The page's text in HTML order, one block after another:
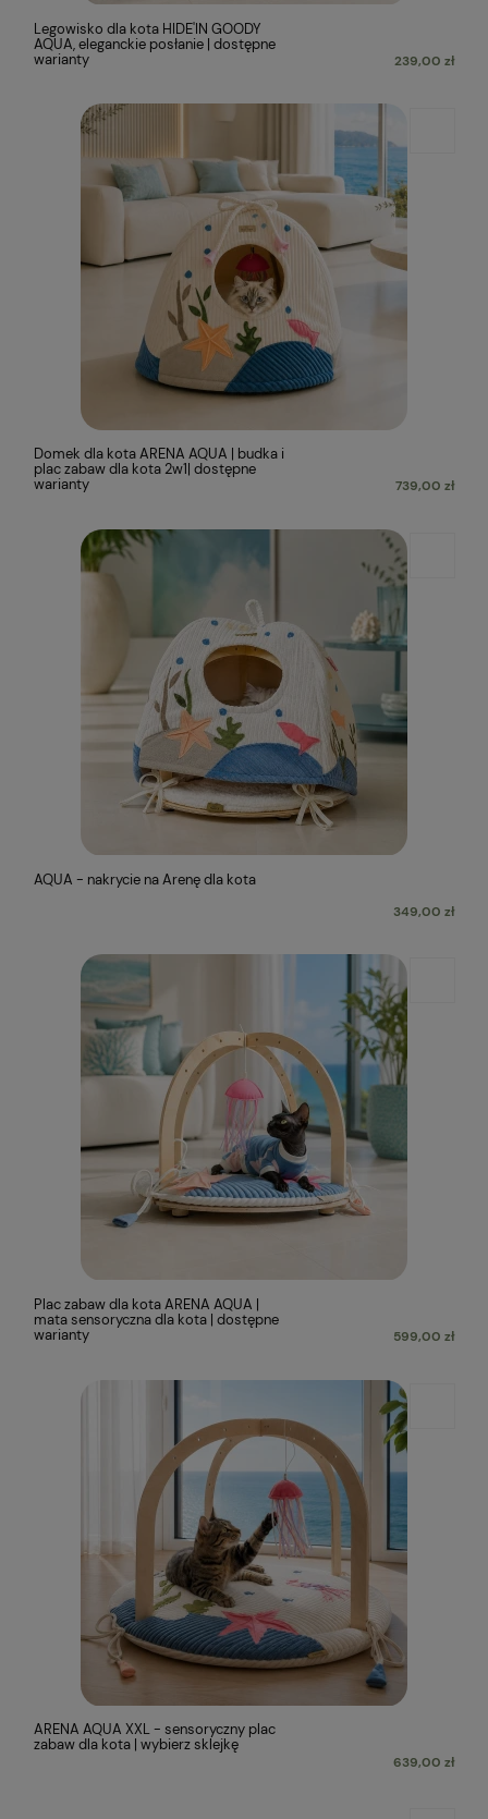
Legowisko dla kota HIDE'IN GOODY
AQUA, eleganckie posłanie | dostępne
warianty
239,00 zł
Domek dla kota ARENA AQUA | budka i
plac zabaw dla kota 2w1| dostępne
warianty
739,00 zł
AQUA - nakrycie na Arenę dla kota
349,00 zł
Plac zabaw dla kota ARENA AQUA |
mata sensoryczna dla kota | dostępne
warianty
599,00 zł
ARENA AQUA XXL - sensoryczny plac
zabaw dla kota | wybierz sklejkę
639,00 zł